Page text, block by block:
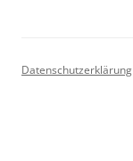
Datenschutzerklärung